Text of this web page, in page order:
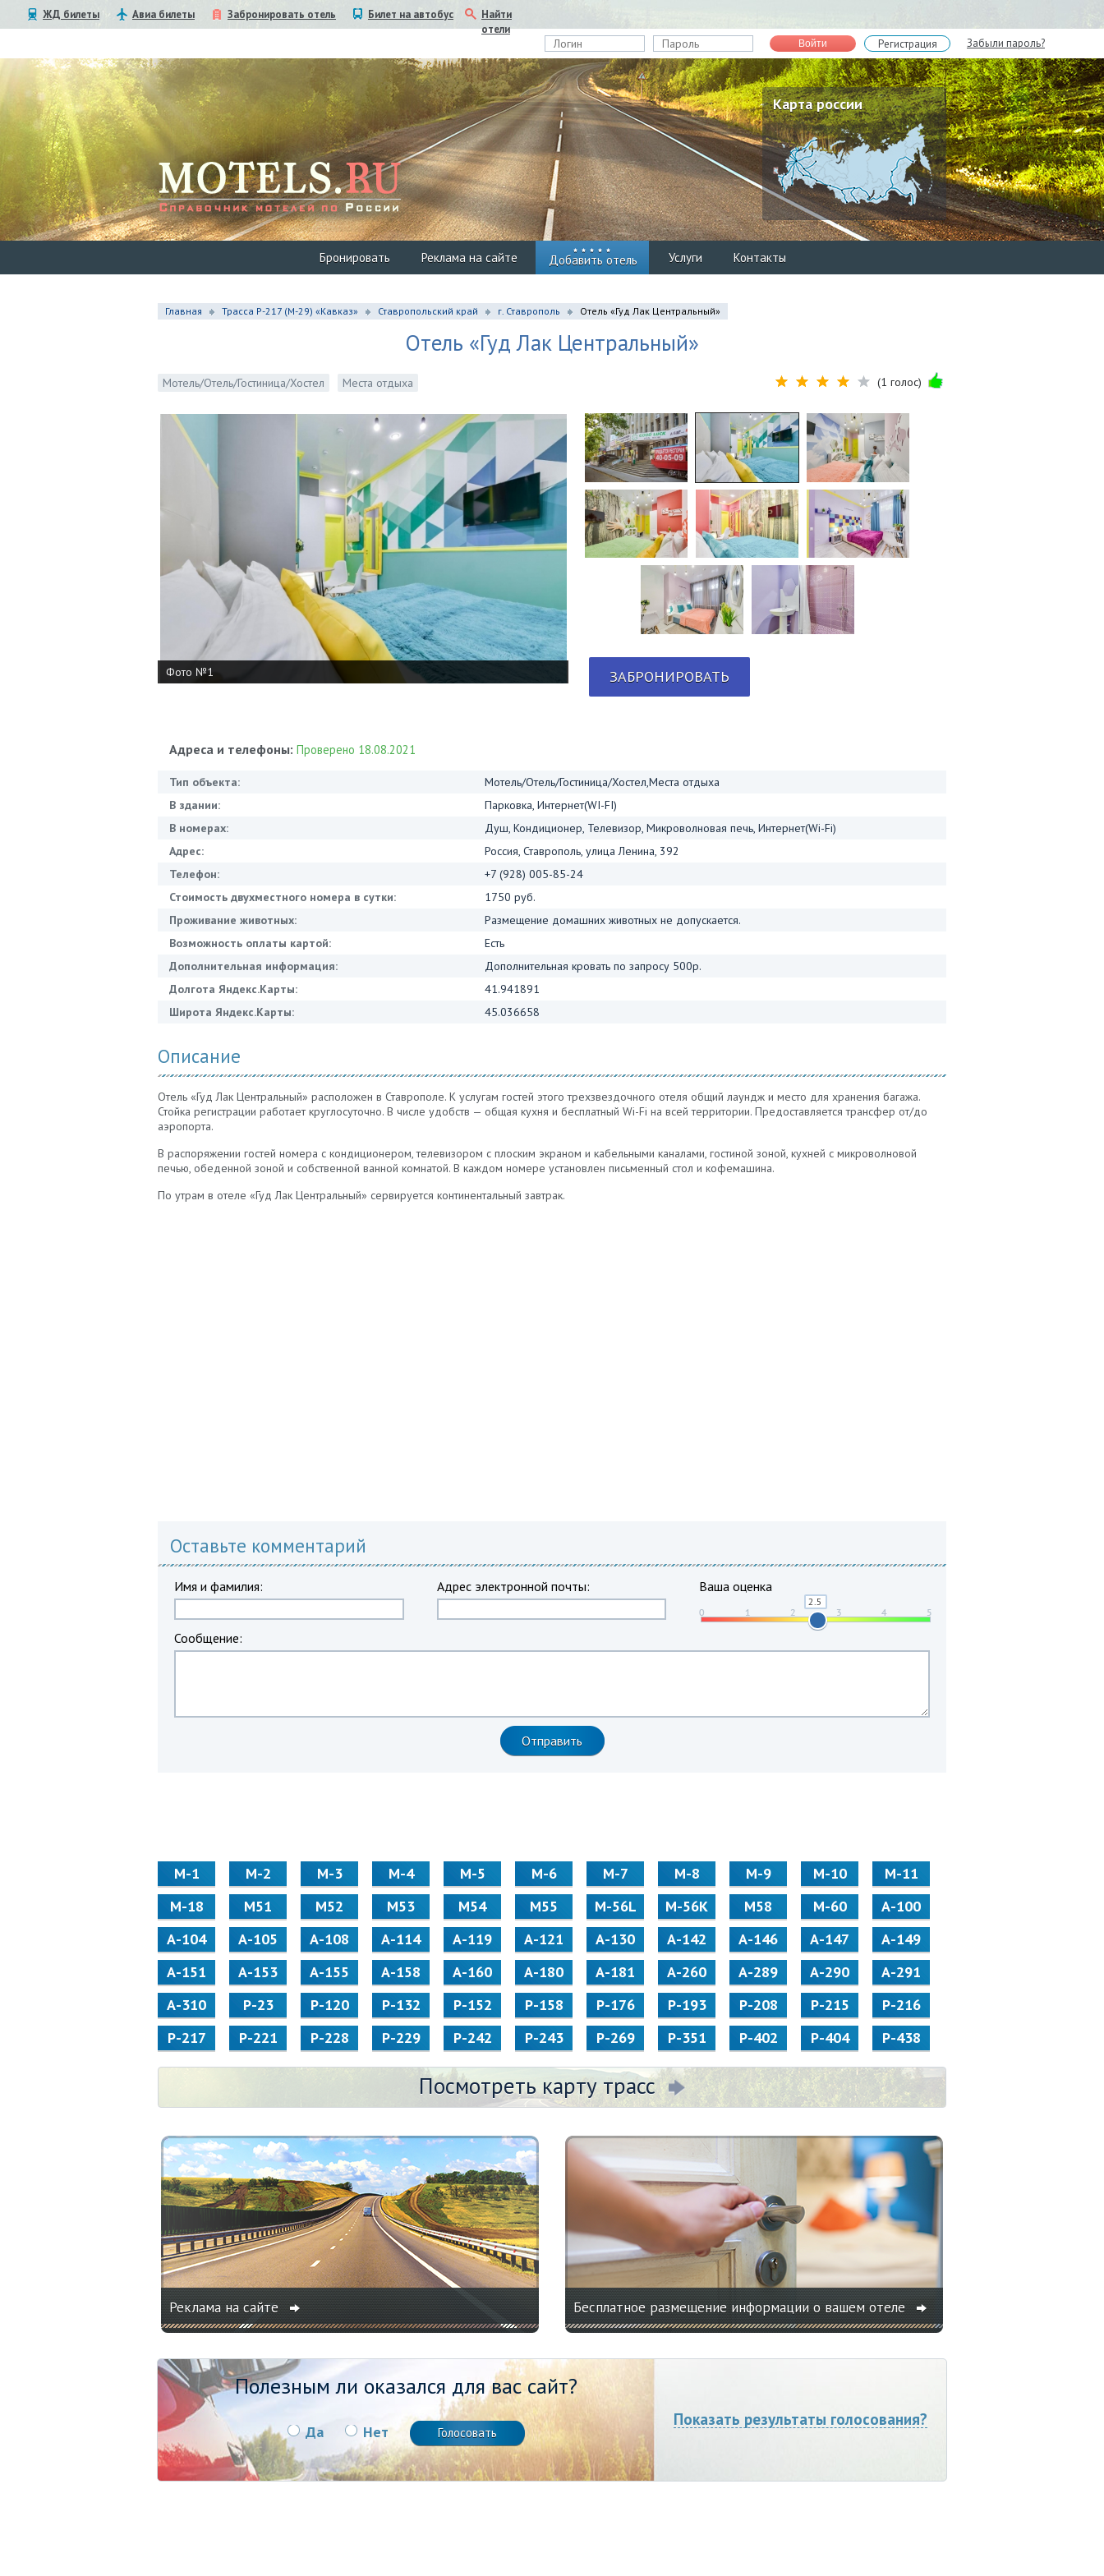
ЖД билеты Авиа билеты Забронировать отель Билет на автобус
Найти
отели
Войти Регистрация Забыли пароль?
Карта россии
Бронировать Реклама на сайте Добавить отель Услуги Контакты
Главная Трасса Р-217 (М-29) «Кавказ» Ставропольский край г. Ставрополь Отель «Гуд Лак Центральный»
Отель «Гуд Лак Центральный»
Мотель/Отель/Гостиница/Хостел Места отдыха (1 голос)
Фото №1 ЗАБРОНИРОВАТЬ
Адреса и телефоны: Проверено 18.08.2021
Тип объекта:
Мотель/Отель/Гостиница/Хостел,Места отдыха
В здании:
Парковка, Интернет(WI-FI)
В номерах:
Душ, Кондиционер, Телевизор, Микроволновая печь, Интернет(Wi-Fi)
Адрес:
Россия, Ставрополь, улица Ленина, 392
Телефон:
+7 (928) 005-85-24
Стоимость двухместного номера в сутки:
1750 руб.
Проживание животных:
Размещение домашних животных не допускается.
Возможность оплаты картой:
Есть
Дополнительная информация:
Дополнительная кровать по запросу 500р.
Долгота Яндекс.Карты:
41.941891
Широта Яндекс.Карты:
45.036658
Описание
Отель «Гуд Лак Центральный» расположен в Ставрополе. К услугам гостей этого трехзвездочного отеля общий лаундж и место для хранения багажа.
Стойка регистрации работает круглосуточно. В числе удобств — общая кухня и бесплатный Wi-Fi на всей территории. Предоставляется трансфер от/до
аэропорта.
В распоряжении гостей номера с кондиционером, телевизором с плоским экраном и кабельными каналами, гостиной зоной, кухней с микроволновой
печью, обеденной зоной и собственной ванной комнатой. В каждом номере установлен письменный стол и кофемашина.
По утрам в отеле «Гуд Лак Центральный» сервируется континентальный завтрак.
Оставьте комментарий
Имя и фамилия: Адрес электронной почты: Ваша оценка
Сообщение:
М-1 М-2 М-3 М-4 М-5 М-6 М-7 М-8 М-9 М-10
М-11
М-18
М51 М52 М53 М54 М55 M-56L M-56K М58 M-60
А-100
А-104
А-105 А-108 А-114 А-119 А-121 А-130 А-142 А-146 А-147
А-149
А-151
А-153 А-155 А-158 А-160 А-180 А-181 А-260 А-289 А-290
А-291
А-310
Р-23 Р-120 Р-132 Р-152 Р-158 Р-176 Р-193 Р-208 Р-215
Р-216
Р-217
Р-221 Р-228 Р-229 Р-242 Р-243 Р-269 Р-351 Р-402 Р-404 Р-438
Посмотреть карту трасс
Реклама на сайте Бесплатное размещение информации о вашем отеле
Полезным ли оказался для вас сайт?
Да Нет
Показать результаты голосования?